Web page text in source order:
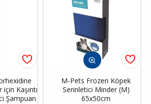
Kaşıntı
Şampuan
M-Pets Frozen Köpek
Serinletici Minder (M)
65x50cm